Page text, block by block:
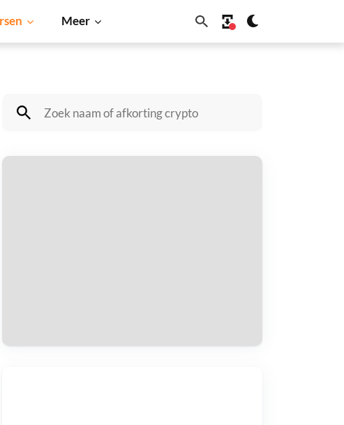
Meer
Dogecoin Solana BNB